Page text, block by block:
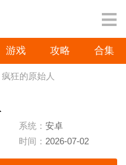
游戏 攻略 合集
疯狂的原始人
系统：安卓
时间： 2026-07-02